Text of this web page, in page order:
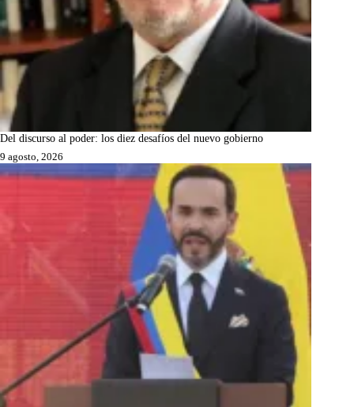
Del discurso al poder: los diez desafíos del nuevo gobierno
9 agosto, 2026